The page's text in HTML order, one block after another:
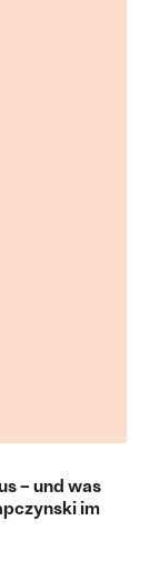
– und was
im